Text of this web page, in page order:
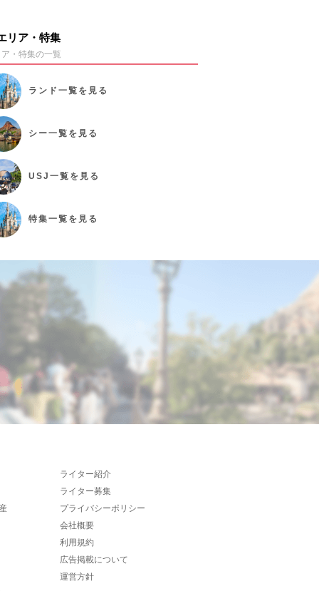
リア・特集
・特集の一覧
ランド 一覧を見る
シー一覧を見る
USJ 一覧を見る
特集一覧を見る
ライター紹介
ライター募集
プライバシーポリシー
会社概要
利用規約
広告掲載について
運営方針